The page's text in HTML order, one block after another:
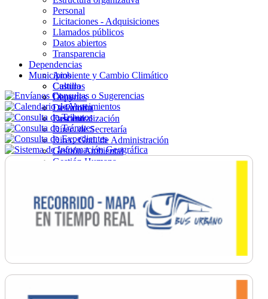
Personal
Licitaciones - Adquisiciones
Llamados públicos
Datos abiertos
Transparencia
Dependencias
Ambiente y Cambio Climático
Cultura
Deportes
Desarrollo
Descentralización
Direc. de Secretaría
Direc. Gral. de Administración
Gestión Ambiental
Gestión Humana
Ordenamiento
Promoción Social
Salud
Secretaría General
Municipios
Castillos
Chuy
La Paloma
Lascano